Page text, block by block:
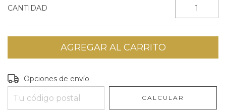
CANTIDAD
Entregas para el CP:
Opciones de envío
CALCULAR